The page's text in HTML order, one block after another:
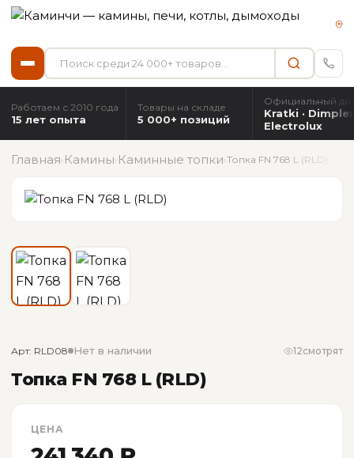
Работаем с 2010 года
15 лет опыта
Товары на складе
5 000+ позиций
Официальный
Kratki · Dimplex
Electrolux
Главная› Камины› Каминные топки›Топка FN 768 L (RLD)
Арт: RLD08 Нет в наличии 12смотрят
Топка FN 768 L (RLD)
ЦЕНА